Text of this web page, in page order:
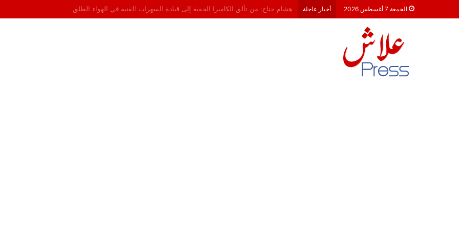
الجمعة 7 أغسطس 2026 أخبار عاجلة معركة 23 شتنبر 2026: هل أصبحت الأحزاب السياسية مجرد محطات لـ “الترحال الانتخابي”؟